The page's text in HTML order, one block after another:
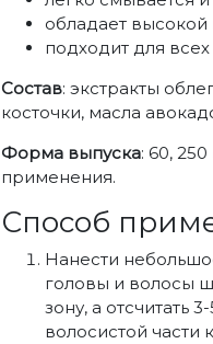
обладает
подходит для
Состав: экстракты
косточки, масла
Форма выпуска: 60,
применения.
Способ
Нанести
головы и волосы
зону, а отсчитать
волосистой части